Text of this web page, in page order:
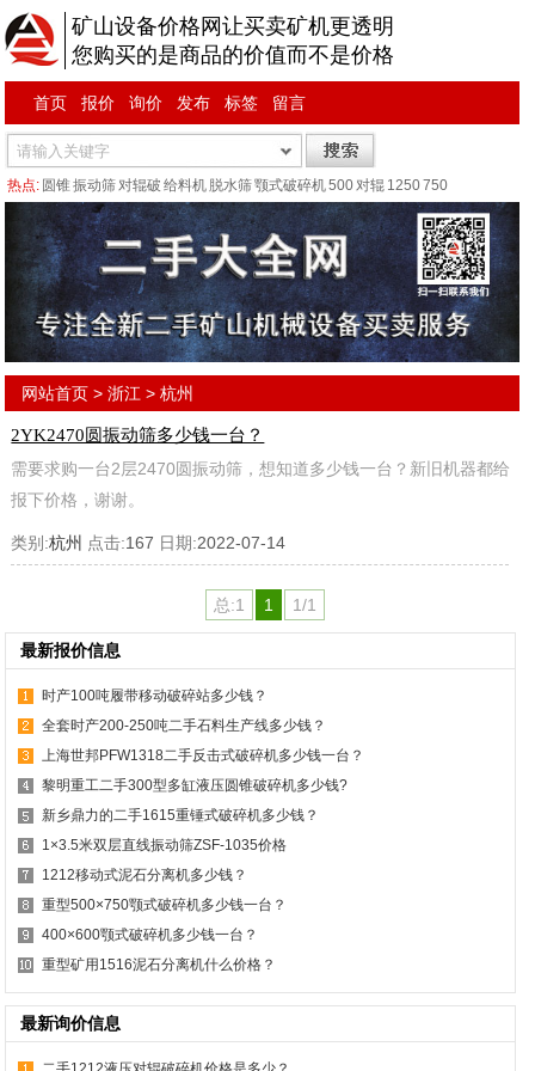
矿山设备价格网让买卖矿机更透明
您购买的是商品的价值而不是价格
首页 报价 询价 发布 标签 留言
热点: 圆锥振动筛对辊破 给料机 脱水筛颚式破碎机500对辊 1250750
网站首页 >浙江 >杭州
2YK2470圆振动筛多少钱一台？
需要求购一台2层2470圆振动筛，想知道多少钱一台？新旧机器都给
报下价格，谢谢。
类别:杭州 点击:167 日期:2022-07-14
总:1 1 1/1
最新报价信息
时产100吨履带移动破碎站多少钱？
全套时产200-250吨二手石料生产线多少钱？
上海世邦PFW1318二手反击式破碎机多少钱一台？
黎明重工二手300型多缸液压圆锥破碎机多少钱?
新乡鼎力的二手1615重锤式破碎机多少钱？
1×3.5米双层直线振动筛ZSF-1035价格
1212移动式泥石分离机多少钱？
重型500×750颚式破碎机多少钱一台？
400×600颚式破碎机多少钱一台？
重型矿用1516泥石分离机什么价格？
最新询价信息